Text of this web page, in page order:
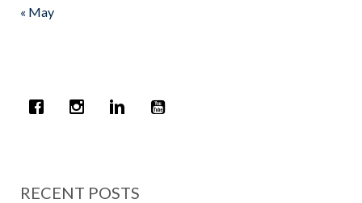
« May
RECENT POSTS